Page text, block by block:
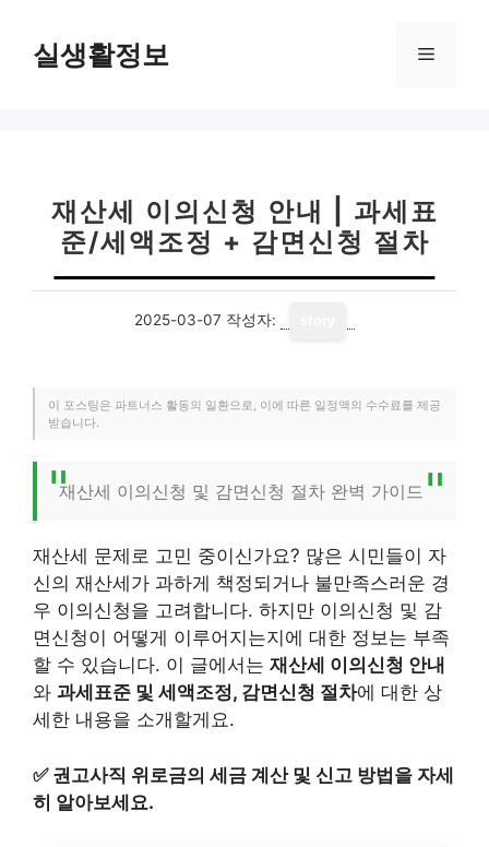
실생활정보 메
재산세 이의신청 안내 | 과세표
준/세액조정 + 감면신청 절차
2025-03-07 작성자:
이 포스팅은 파트너스 활동의 일환으로, 이에 따른 일정액의 수수료를 제공
받습니다.
재산세 이의신청 및 감면신청 절차 완벽 가이드
재산세 문제로 고민 중이신가요? 많은 시민들이 자
신의 재산세가 과하게 책정되거나 불만족스러운 경
우 이의신청을 고려합니다. 하지만 이의신청 및 감
면신청이 어떻게 이루어지는지에 대한 정보는 부족
할 수 있습니다. 이 글에서는 재산세 이의신청 안내
와 과세표준 및 세액조정, 감면신청 절차에 대한 상
세한 내용을 소개할게요.
✅ 권고사직 위로금의 세금 계산 및 신고 방법을 자세
히 알아보세요.